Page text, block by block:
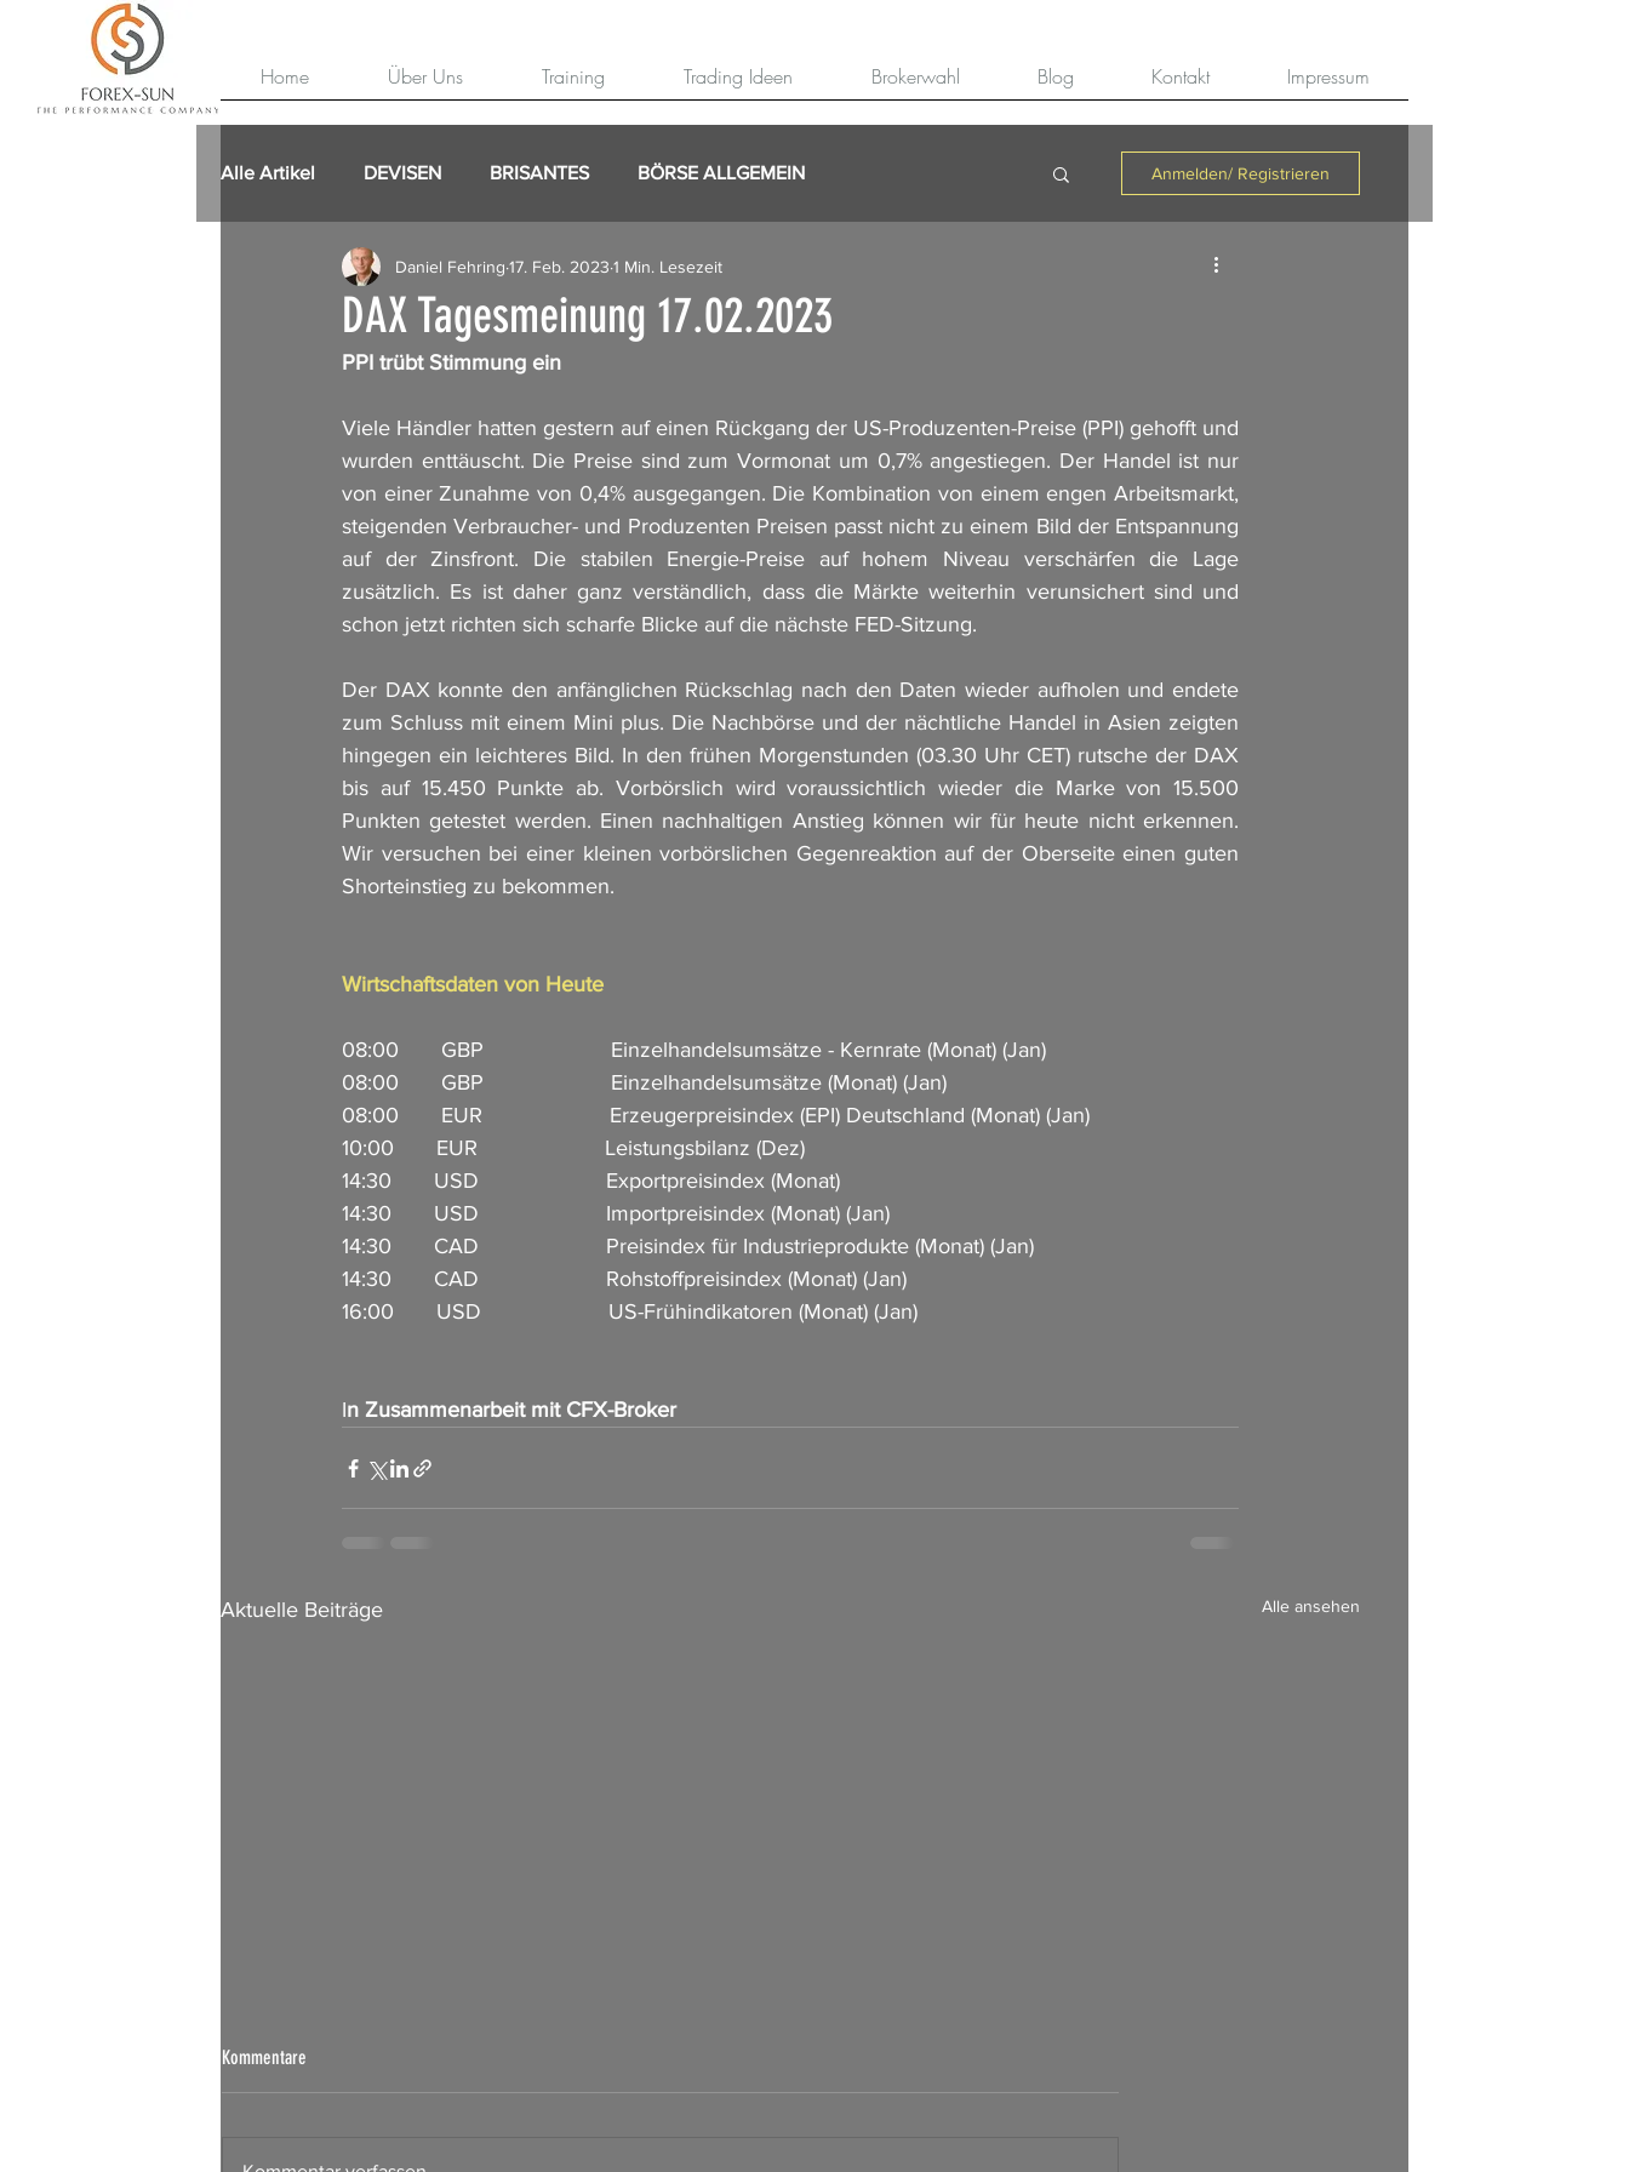
Home Über Uns Training Trading Ideen Brokerwahl Blog Kontakt Impressum
Alle Artikel DEVISEN BRISANTES BÖRSE ALLGEMEIN Anmelden/ Registrieren
DAX Tagesmeinung 17.02.2023
Daniel Fehring 17. Feb. 2023 1 Min. Lesezeit
PPI trübt Stimmung ein
Viele Händler hatten gestern auf einen Rückgang der US-Produzenten-Preise (PPI) gehofft und
wurden enttäuscht. Die Preise sind zum Vormonat um 0,7% angestiegen. Der Handel ist nur
von einer Zunahme von 0,4% ausgegangen. Die Kombination von einem engen Arbeitsmarkt,
steigenden Verbraucher- und Produzenten Preisen passt nicht zu einem Bild der Entspannung
auf der Zinsfront. Die stabilen Energie-Preise auf hohem Niveau verschärfen die Lage
zusätzlich. Es ist daher ganz verständlich, dass die Märkte weiterhin verunsichert sind und
schon jetzt richten sich scharfe Blicke auf die nächste FED-Sitzung.
Der DAX konnte den anfänglichen Rückschlag nach den Daten wieder aufholen und endete
zum Schluss mit einem Mini plus. Die Nachbörse und der nächtliche Handel in Asien zeigten
hingegen ein leichteres Bild. In den frühen Morgenstunden (03.30 Uhr CET) rutsche der DAX
bis auf 15.450 Punkte ab. Vorbörslich wird voraussichtlich wieder die Marke von 15.500
Punkten getestet werden. Einen nachhaltigen Anstieg können wir für heute nicht erkennen.
Wir versuchen bei einer kleinen vorbörslichen Gegenreaktion auf der Oberseite einen guten
Shorteinstieg zu bekommen.
Wirtschaftsdaten von Heute
08:00       GBP                     Einzelhandelsumsätze - Kernrate (Monat) (Jan)
08:00       GBP                     Einzelhandelsumsätze (Monat) (Jan)
08:00       EUR                     Erzeugerpreisindex (EPI) Deutschland (Monat) (Jan)
10:00       EUR                     Leistungsbilanz (Dez)
14:30       USD                     Exportpreisindex (Monat)
14:30       USD                     Importpreisindex (Monat) (Jan)
14:30       CAD                     Preisindex für Industrieprodukte (Monat) (Jan)
14:30       CAD                     Rohstoffpreisindex (Monat) (Jan)
16:00       USD                     US-Frühindikatoren (Monat) (Jan)
In Zusammenarbeit mit CFX-Broker
Aktuelle Beiträge Alle ansehen
Börsen Radar 07.08.2026
Kommentare